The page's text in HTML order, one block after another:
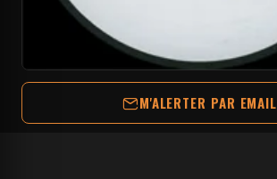
M'ALERTER PAR EMAIL